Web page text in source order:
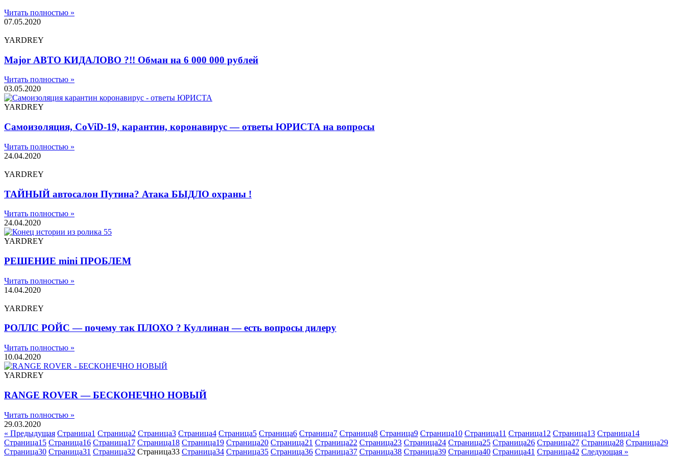
Читать полностью »
07.05.2020
YARDREY
Major АВТО КИДАЛОВО ?!! Обман на 6 000 000 рублей
Читать полностью »
03.05.2020
YARDREY
Самоизоляция, CoViD-19, карантин, коронавирус — ответы ЮРИСТА на вопросы
Читать полностью »
24.04.2020
YARDREY
ТАЙНЫЙ автосалон Путина? Атака БЫДЛО охраны !
Читать полностью »
24.04.2020
YARDREY
РЕШЕНИЕ mini ПРОБЛЕМ
Читать полностью »
14.04.2020
YARDREY
РОЛЛС РОЙС — почему так ПЛОХО ? Куллинан — есть вопросы дилеру
Читать полностью »
10.04.2020
YARDREY
RANGE ROVER — БЕСКОНЕЧНО НОВЫЙ
Читать полностью »
29.03.2020
« Предыдущая Страница1 Страница2 Страница3 Страница4 Страница5 Страница6 Страница7 Страница8 Страница9 Страница10 Страница11 Страница12 Страница13 Страница14
Страница15 Страница16 Страница17 Страница18 Страница19 Страница20 Страница21 Страница22 Страница23 Страница24 Страница25 Страница26 Страница27 Страница28 Страница29
Страница30 Страница31 Страница32 Страница33 Страница34 Страница35 Страница36 Страница37 Страница38 Страница39 Страница40 Страница41 Страница42 Следующая »